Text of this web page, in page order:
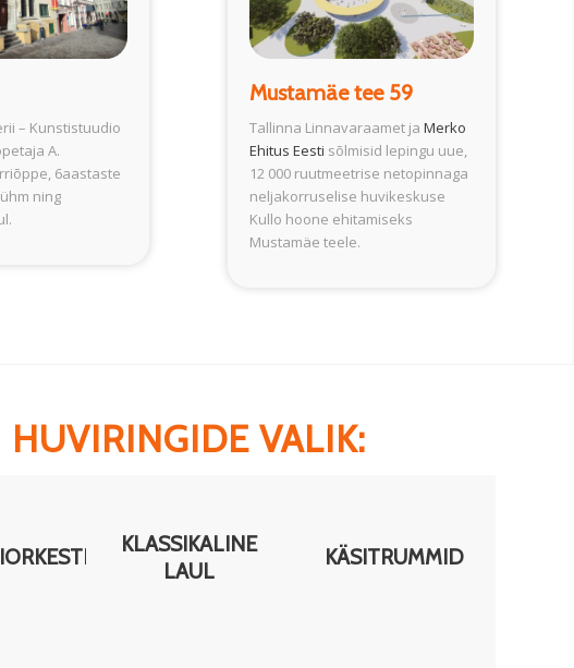
– Kunstistuudio
A.
6aastaste
ning
Mustamäe tee 59
Tallinna Linnavaraamet ja Merko
Ehitus Eesti sõlmisid lepingu uue,
12 000 ruutmeetrise netopinnaga
neljakorruselise huvikeskuse
Kullo hoone ehitamiseks
Mustamäe teele.
HUVIRINGIDE VALIK:
KLASSIKALINE
LAUL
KÄSITRUMMID